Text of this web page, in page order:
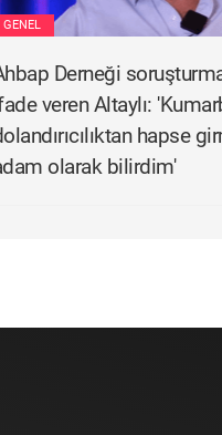
GENEL
Derneği
veren Altaylı:
hapse
olarak bilirdim'